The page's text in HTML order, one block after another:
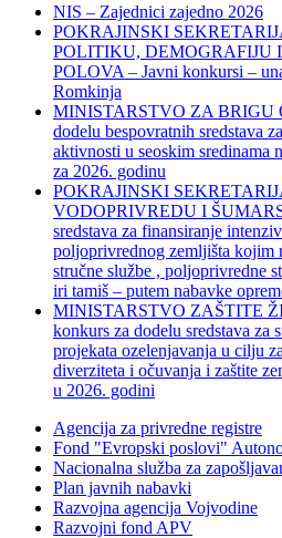
NIS – Zajednici zajedno 2026
POKRAJINSKI
POLITIKU, DEMOGRAFIJU
POLOVA – Javni konkursi –
Romkinja
MINISTARSTVO ZA BRIGU
dodelu bespovratnih sredstava
aktivnosti u seoskim sredinama
za 2026. godinu
POKRAJINSKI
VODOPRIVREDU I
sredstava za finansiranje
poljoprivrednog zemljišta kojim
stručne službe , poljoprivredne
iri tamiš ‒ putem nabavke
MINISTARSTVO ZAŠTITE
konkurs za dodelu sredstava za
projekata ozelenjavanja u cilju
diverziteta i očuvanja i zaštite
u 2026. godini
Agencija za privredne registre
Fond "Evropski poslovi"
Nacionalna služba za
Plan javnih nabavki
Razvojna agencija Vojvodine
Razvojni fond APV